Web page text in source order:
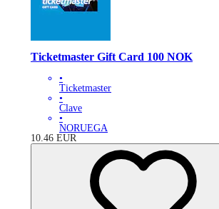
Ticketmaster Gift Card 100 NOK
•
Ticketmaster
•
Clave
•
NORUEGA
10.46 EUR